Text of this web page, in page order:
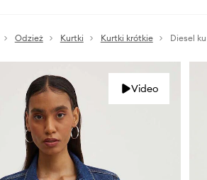
Odzież Kurtki Kurtki krótkie Diesel
Video